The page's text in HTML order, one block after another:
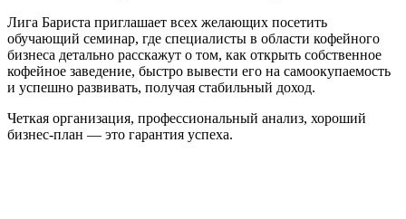
Лига Бариста приглашает всех желающих посетить
обучающий семинар, где специалисты в области кофейного
бизнеса детально расскажут о том, как открыть собственное
кофейное заведение, быстро вывести его на самоокупаемость
и успешно развивать, получая стабильный доход.
Четкая организация, профессиональный анализ, хороший
бизнес-план — это гарантия успеха.